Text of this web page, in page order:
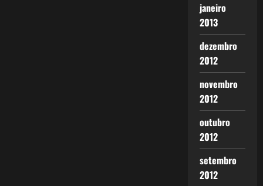
janeiro
2013
dezembro
2012
novembro
2012
outubro
2012
setembro
2012